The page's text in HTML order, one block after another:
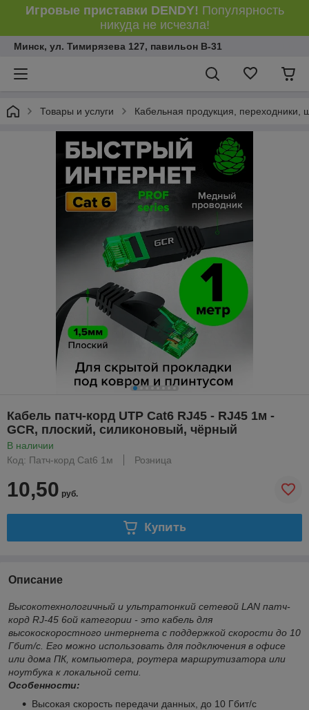
Игровые приставки DENDY! Популярность
никуда не исчезла!
Минск, ул. Тимирязева 127, павильон В-31
Товары и услуги Кабельная продукция, переходники,
Кабель патч-корд UTP Cat6 RJ45 - RJ45 1м -
GCR, плоский, силиконовый, чёрный
В наличии
Код: Патч-корд Cat6 1м
Розница
10,50 руб.
Купить
Описание
Высокотехнологичный и ультратонкий сетевой LAN патч-
корд RJ-45 6ой категории - это кабель для
высокоскоростного интернета с поддержкой скорости до 10
Гбит/с. Его можно использовать для подключения в офисе
или дома ПК, компьютера, роутера маршрутизатора или
ноутбука к локальной сети.
Особенности:
Высокая скорость передачи данных, до 10 Гбит/с